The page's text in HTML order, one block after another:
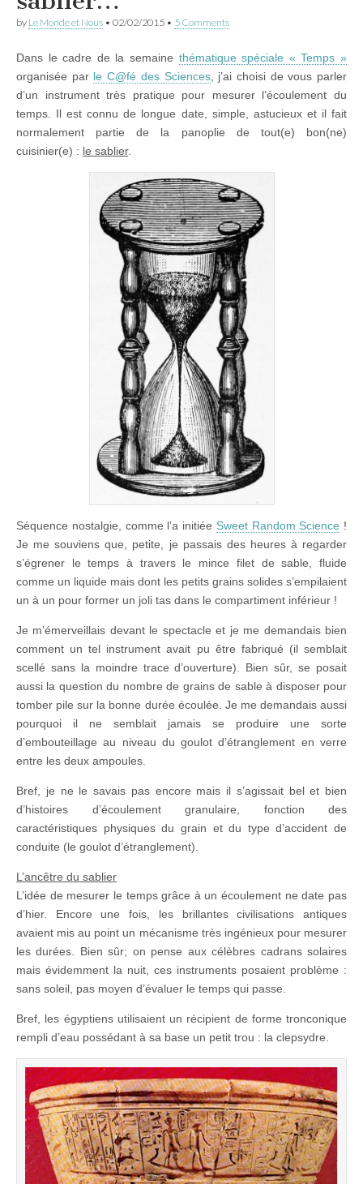
by Le Monde et Nous • 02/02/2015 • 5 Comments
Dans le cadre de la semaine thématique spéciale « Temps »
organisée par le C@fé des Sciences, j’ai choisi de vous parler
d’un instrument très pratique pour mesurer l’écoulement du
temps. Il est connu de longue date, simple, astucieux et il fait
normalement partie de la panoplie de tout(e) bon(ne)
cuisinier(e) : le sablier.
Séquence nostalgie, comme l’a initiée Sweet Random Science !
Je me souviens que, petite, je passais des heures à regarder
s’égrener le temps à travers le mince filet de sable, fluide
comme un liquide mais dont les petits grains solides s’empilaient
un à un pour former un joli tas dans le compartiment inférieur !
Je m’émerveillais devant le spectacle et je me demandais bien
comment un tel instrument avait pu être fabriqué (il semblait
scellé sans la moindre trace d’ouverture). Bien sûr, se posait
aussi la question du nombre de grains de sable à disposer pour
tomber pile sur la bonne durée écoulée. Je me demandais aussi
pourquoi il ne semblait jamais se produire une sorte
d’embouteillage au niveau du goulot d’étranglement en verre
entre les deux ampoules.
Bref, je ne le savais pas encore mais il s’agissait bel et bien
d’histoires d’écoulement granulaire, fonction des
caractéristiques physiques du grain et du type d’accident de
conduite (le goulot d’étranglement).
L’ancêtre du sablier
L’idée de mesurer le temps grâce à un écoulement ne date pas
d’hier. Encore une fois, les brillantes civilisations antiques
avaient mis au point un mécanisme très ingénieux pour mesurer
les durées. Bien sûr; on pense aux célèbres cadrans solaires
mais évidemment la nuit, ces instruments posaient problème :
sans soleil, pas moyen d’évaluer le temps qui passe.
Bref, les égyptiens utilisaient un récipient de forme tronconique
rempli d’eau possédant à sa base un petit trou : la clepsydre.